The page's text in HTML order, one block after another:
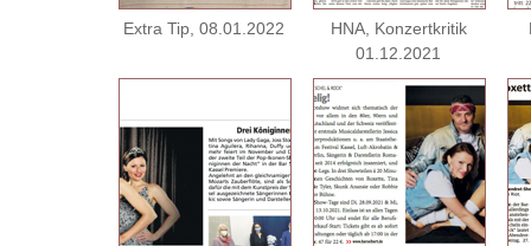
Extra Tip, 08.01.2022
HNA, Konzertkritik
01.12.2021